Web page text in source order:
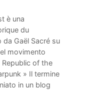
è una
du
Gaël Sacré su
movimento
of the
» Il termine
in un blog